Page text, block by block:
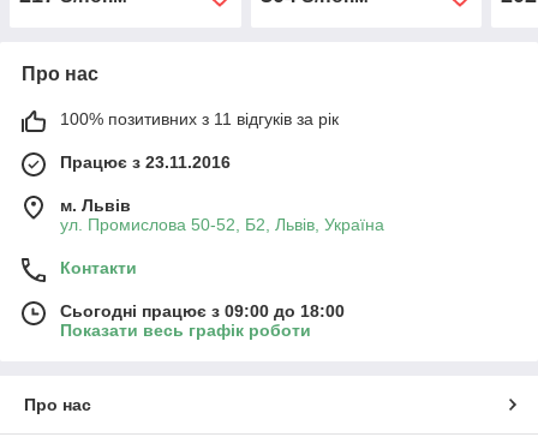
Про нас
100% позитивних з 11 відгуків за рік
Працює з 23.11.2016
м. Львів
ул. Промислова 50-52, Б2, Львів, Україна
Контакти
Сьогодні працює з 09:00 до 18:00
Показати весь графік роботи
Про нас